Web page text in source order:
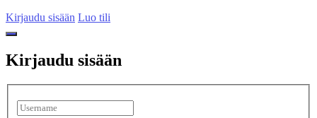
Kirjaudu sisään Luo tili
Kirjaudu sisään